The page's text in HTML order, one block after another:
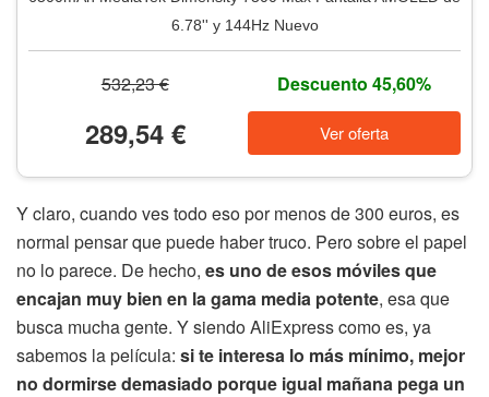
6.78'' y 144Hz Nuevo
532,23 € Descuento 45,60%
289,54 € Ver oferta
Y claro, cuando ves todo eso por menos de 300 euros, es
normal pensar que puede haber truco. Pero sobre el papel
no lo parece. De hecho, es uno de esos móviles que
encajan muy bien en la gama media potente, esa que
busca mucha gente. Y siendo AliExpress como es, ya
sabemos la película: si te interesa lo más mínimo, mejor
no dormirse demasiado porque igual mañana pega un